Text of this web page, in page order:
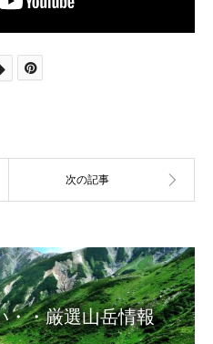
・・厳選山岳情報